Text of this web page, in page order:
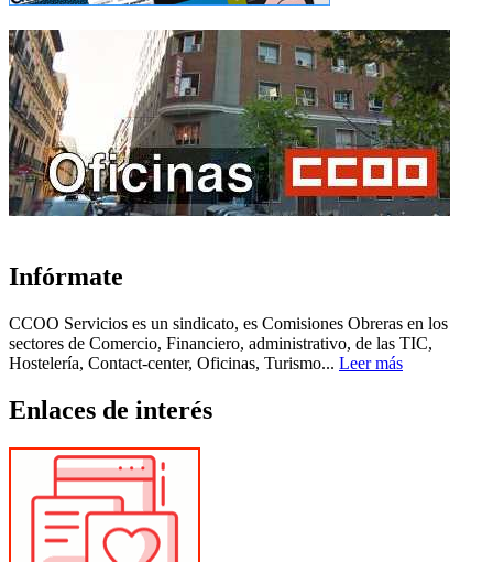
Infórmate
CCOO Servicios es un sindicato, es Comisiones Obreras en los
sectores de Comercio, Financiero, administrativo, de las TIC,
Hostelería, Contact-center, Oficinas, Turismo... Leer más
Enlaces de interés